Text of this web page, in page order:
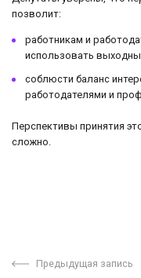
позволит:
работникам и
использовать
соблюсти баланс
работодателями и
Перспективы принятия
сложно.
Предыдущая запись